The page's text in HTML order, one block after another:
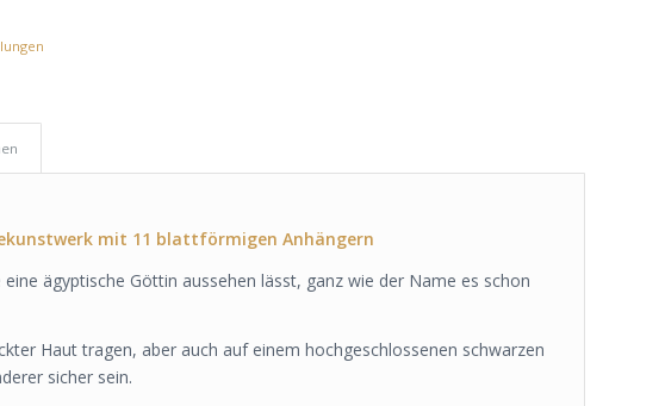
mit 11 blattförmigen Anhängern
ägyptische Göttin aussehen lässt, ganz wie der Name es schon
Haut tragen, aber auch auf einem hochgeschlossenen schwarzen
sicher sein.